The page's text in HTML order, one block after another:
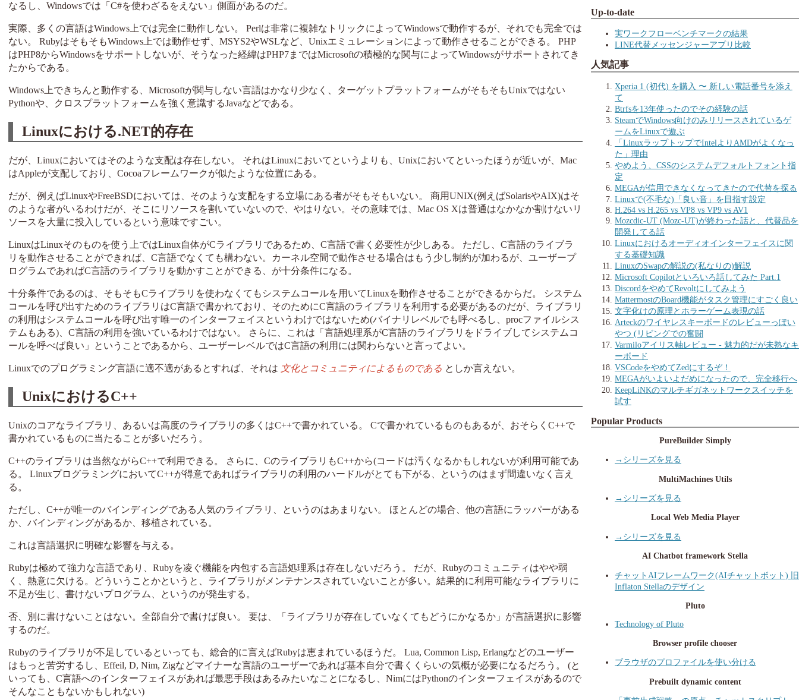
なるし、Windowsでは「C#を使わざるをえない」側面があるのだ。
実際、多くの言語はWindows上では完全に動作しない。 Perlは非常に複雑なトリックによってWindowsで動作するが、それでも完全では
ない。 RubyはそもそもWindows上では動作せず、MSYS2やWSLなど、Unixエミュレーションによって動作させることができる。 PHP
はPHP8からWindowsをサポートしないが、そうなった経緯はPHP7まではMicrosoftの積極的な関与によってWindowsがサポートされてき
たからである。
Windows上できちんと動作する、Microsoftが関与しない言語はかなり少なく、ターゲットプラットフォームがそもそもUnixではない
Pythonや、クロスプラットフォームを強く意識するJavaなどである。
Linuxにおける.NET的存在
だが、Linuxにおいてはそのような支配は存在しない。 それはLinuxにおいてというよりも、Unixにおいてといったほうが近いが、Mac
はAppleが支配しており、Cocoaフレームワークが似たような位置にある。
だが、例えばLinuxやFreeBSDにおいては、そのような支配をする立場にある者がそもそもいない。 商用UNIX(例えばSolarisやAIX)はそ
のような者がいるわけだが、そこにリソースを割いていないので、やはりない。その意味では、Mac OS Xは普通はなかなか割けないリ
ソースを大量に投入しているという意味ですごい。
LinuxはLinuxそのものを使う上ではLinux自体がCライブラリであるため、C言語で書く必要性が少しある。 ただし、C言語のライブラ
リを動作させることができれば、C言語でなくても構わない。カーネル空間で動作させる場合はもう少し制約が加わるが、ユーザープ
ログラムであればC言語のライブラリを動かすことができる、が十分条件になる。
十分条件であるのは、そもそもCライブラリを使わなくてもシステムコールを用いてLinuxを動作させることができるからだ。 システム
コールを呼び出すためのライブラリはC言語で書かれており、そのためにC言語のライブラリを利用する必要があるのだが、ライブラリ
の利用はシステムコールを呼び出す唯一のインターフェイスというわけではないため(バイナリレベルでも呼べるし、procファイルシス
テムもある)、C言語の利用を強いているわけではない。 さらに、これは「言語処理系がC言語のライブラリをドライブしてシステムコ
ールを呼べば良い」ということであるから、ユーザーレベルではC言語の利用には関わらないと言ってよい。
Linuxでのプログラミング言語に適不適があるとすれば、それは 文化とコミュニティによるものである としか言えない。
UnixにおけるC++
Unixのコアなライブラリ、あるいは高度のライブラリの多くはC++で書かれている。 Cで書かれているものもあるが、おそらくC++で
書かれているものに当たることが多いだろう。
C++のライブラリは当然ながらC++で利用できる。 さらに、CのライブラリもC++から(コードは汚くなるかもしれないが)利用可能であ
る。 LinuxプログラミングにおいてC++が得意であればライブラリの利用のハードルがとても下がる、というのはまず間違いなく言え
る。
ただし、C++が唯一のバインディングである人気のライブラリ、というのはあまりない。 ほとんどの場合、他の言語にラッパーがある
か、バインディングがあるか、移植されている。
これは言語選択に明確な影響を与える。
Rubyは極めて強力な言語であり、Rubyを凌ぐ機能を内包する言語処理系は存在しないだろう。 だが、Rubyのコミュニティはやや弱
く、熱意に欠ける。どういうことかというと、ライブラリがメンテナンスされていないことが多い。結果的に利用可能なライブラリに
不足が生じ、書けないプログラム、というのが発生する。
否、別に書けないことはない。全部自分で書けば良い。 要は、「ライブラリが存在していなくてもどうにかなるか」が言語選択に影響
するのだ。
Rubyのライブラリが不足しているといっても、総合的に言えばRubyは恵まれているほうだ。 Lua, Common Lisp, Erlangなどのユーザー
はもっと苦労するし、Effeil, D, Nim, Zigなどマイナーな言語のユーザーであれば基本自分で書くくらいの気概が必要になるだろう。 (と
いっても、C言語へのインターフェイスがあれば最悪手段はあるみたいなことになるし、NimにはPythonのインターフェイスがあるので
そんなこともないかもしれない)
Up-to-date
実ワークフローベンチマークの結果
LINE代替メッセンジャーアプリ比較
人気記事
Xperia 1 (初代) を購入 〜 新しい電話番号を添え
て
Btrfsを13年使ったのでその経験の話
SteamでWindows向けのみリリースされているゲ
ームをLinuxで遊ぶ
「LinuxラップトップでIntelよりAMDがよくなっ
た」理由
やめよう、CSSのシステムデフォルトフォント指
定
MEGAが信用できなくなってきたので代替を探る
Linuxで(不毛な)「良い音」を目指す設定
H.264 vs H.265 vs VP8 vs VP9 vs AV1
Mozcdic-UT (Mozc-UT)が終わった話と、代替品を
開発してる話
Linuxにおけるオーディオインターフェイスに関
する基礎知識
LinuxのSwapの解説の(私なりの)解説
Microsoft Copilotといろいろ話してみた Part.1
DiscordをやめてRevoltにしてみよう
MattermostのBoard機能がタスク管理にすごく良い
文字化けの原理とホラーゲーム表現の話
Arteckのワイヤレスキーボードのレビューっぽい
やつ (リビングでの奮闘
Varmiloアイリス軸レビュー - 魅力的だが未熟なキ
ーボード
VSCodeをやめてZedにするぞ！
MEGAがいよいよだめになったので、完全移行へ
KeepLiNKのマルチギガネットワークスイッチを
試す
Popular Products
PureBuilder Simply
→シリーズを見る
MultiMachines Utils
→シリーズを見る
Local Web Media Player
→シリーズを見る
AI Chatbot framework Stella
チャットAIフレームワーク(AIチャットボット) 旧
Inflaton Stellaのデザイン
Pluto
Technology of Pluto
Browser profile chooser
ブラウザのプロファイルを使い分ける
Prebuilt dynamic content